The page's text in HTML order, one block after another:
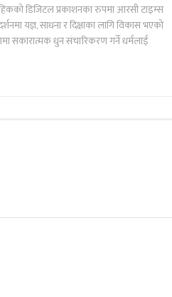
डिजिटल प्रकाशनका रुपमा आरसी टाइम्स
यज्ञ, साधना र दिक्षाका लागि विकास भएको
सकारात्मक धुन संचारिकरण गर्ने धर्मलाई